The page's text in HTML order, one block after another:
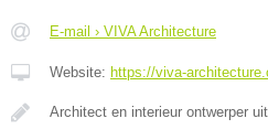
E-mail › VIVA Architecture
Website: https://viva-
Architect en interieur ontwerper